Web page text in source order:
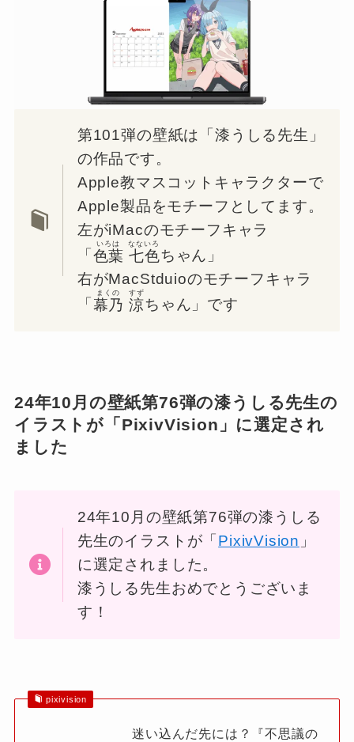
第101弾の壁紙は「漆うしる先生」
の作品です。
Apple教マスコットキャラクターで
Apple製品をモチーフとしてます。
左がiMacのモチーフキャラ
「 色葉 七色
いろは なないろ
ちゃん」
右がMacStduioのモチーフキャラ
「 幕乃 涼
まくの すず
ちゃん」です
24年10月の壁紙第76弾の漆うしる先生の
イラストが「PixivVision」に選定され
ました
24年10月の壁紙第76弾の漆うしる
先生のイラストが「PixivVision 」
に選定されました。
漆うしる先生おめでとうございま
す！
pixivision
迷い込んだ先には？『不思議の